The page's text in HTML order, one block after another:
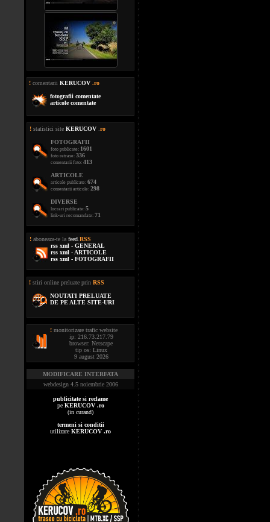
! comentarii KERUCOV .ro
fotografii comentate
articole comentate
! statistici site KERUCOV ro
FOTOGRAFII
foto publicate: 1601
foto retrase: 336
comentarii foto: 413
ARTICOLE
articole publicate: 674
comentarii articole: 298
DIVERSE
lucrari publicate: 5
link-uri recomandate: 71
! aboneaza-te la feed RSS
rss xml - GENERAL
rss xml - ARTICOLE
rss xml - FOTOGRAFII
! stiri online preluate prin RSS
NOUTATI PRELUATE
DE PE ALTE SITE-URI
! monitorizare trafic website
ip: 216.73.217.79
browser: Netscape
tip os: Linux
9 august 2026
MODIFICARE INTERFATA
webdesign 4.5 noiembrie 2006
publicitate si reclame
pe KERUCOV .ro
(in curand)
termeni si conditii
utilizare KERUCOV .ro